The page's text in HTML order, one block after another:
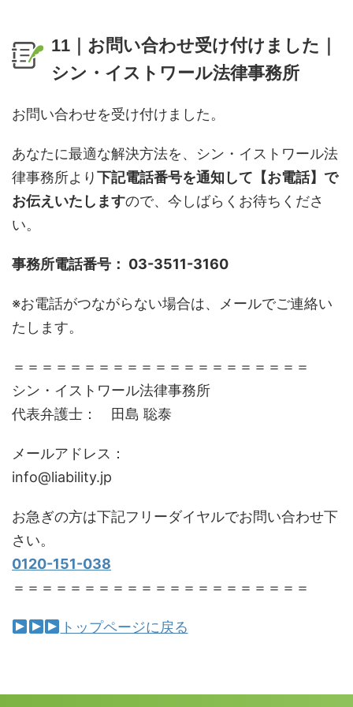
11｜お問い合わせ受け付けました｜
シン・イストワール法律事務所
お問い合わせを受け付けました。
あなたに最適な解決方法を、シン・イストワール法
律事務所より下記電話番号を通知して【お電話】で
お伝えいたしますので、今しばらくお待ちくださ
い。
事務所電話番号： 03-3511-3160
※お電話がつながらない場合は、メールでご連絡い
たします。
＝＝＝＝＝＝＝＝＝＝＝＝＝＝＝＝＝＝＝＝＝
シン・イストワール法律事務所
代表弁護士： 田島 聡泰
メールアドレス：
info@liability.jp
お急ぎの方は下記フリーダイヤルでお問い合わせ下
さい。
0120-151-038
＝＝＝＝＝＝＝＝＝＝＝＝＝＝＝＝＝＝＝＝＝
トップページに戻る